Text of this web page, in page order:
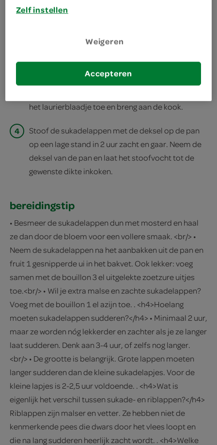
met zout en peper. Strooi de bloem op een bord.
Smelt in een braadpan de boter. Bak de
aan beide kanten aan.
het laurierblaadje toe en breng aan de kook.
4
Stoof de sukadelappen met de deksel op de pan
op een lage stand in 2 uur zacht en gaar. Neem de
deksel van de pan en laat het stoofvocht tot de
gewenste dikte inkoken.
bereidingstip
• Besmeer de sukadelappen dun met mosterd en haal
ze dan door de bloem voor een vollere smaak. <br/> •
Neem de sukadelappen na het aanbakken uit de pan en
fruit 1 gesnipperde ui in het bakvet. Ook lekker: voeg
samen met de bouillon 3 el uitgelekte zoetzure uitjes
toe.<br/> • Wil je extra malse en zachte sukadelappen?
Voeg met de bouillon 1 el azijn toe. . <h4>Hoelang
moeten sukadelappen sudderen?</h4> • Minimaal 2 uur,
maar ze worden nóg lekkerder en zachter als je ze langer
laat sudderen. Denk aan 3-4 uur, of zelfs nog langer.
<br/> • De grootte is belangrijk. Grote lappen moeten
langer sudderen dan de kleine sukadelapjes. Voor de
kleine lapjes is 2-2,5 uur voldoende. . <h4>Wat is
eigenlijk het verschil tussen sukade- en riblappen?</h4>
Riblappen zijn malser en vetter. Ze hebben niet de
kenmerkende pees die dwars door het vlees loopt en
die na lang sudderen heerlijk zacht wordt. . <h4>Welke
Zelf instellen
Weigeren
Accepteren